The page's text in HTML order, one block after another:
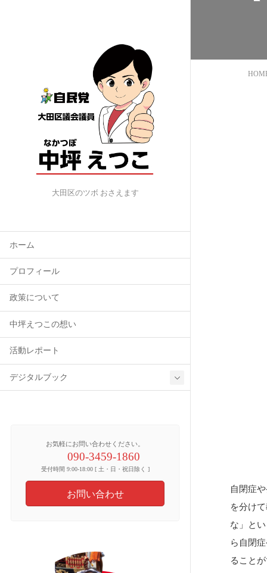
大田区のツボ おさえます
ホーム
プロフィール
政策について
中坪えつこの想い
活動レポート
デジタルブック
お気軽にお問い合わせください。
090-3459-1860
受付時間 9:00-18:00 [ 土・日・祝日除く ]
お問い合わせ
自閉症
を分け
な」と
ら自閉
ること